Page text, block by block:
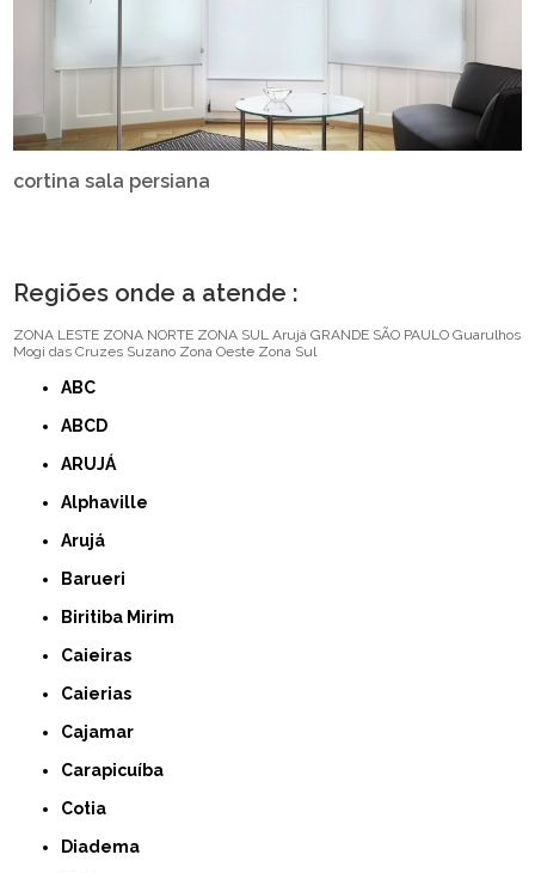
cortina sala persiana
Regiões onde a atende :
ZONA LESTE ZONA NORTE ZONA SUL Arujá GRANDE SÃO PAULO Guarulhos
Mogi das Cruzes Suzano Zona Oeste Zona Sul
ABC
ABCD
ARUJÁ
Alphaville
Arujá
Barueri
Biritiba Mirim
Caieiras
Caierias
Cajamar
Carapicuíba
Cotia
Diadema